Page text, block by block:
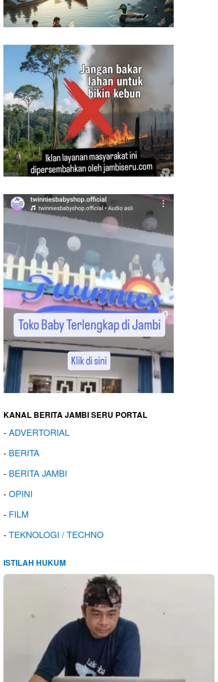
KANAL BERITA JAMBI SERU PORTAL
-ADVERTORIAL
- BERITA
- BERITA JAMBI
-OPINI
- FILM
-TEKNOLOGI / TECHNO
ISTILAH HUKUM